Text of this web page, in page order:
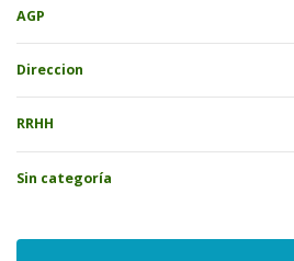
AGP
Direccion
RRHH
Sin categoría